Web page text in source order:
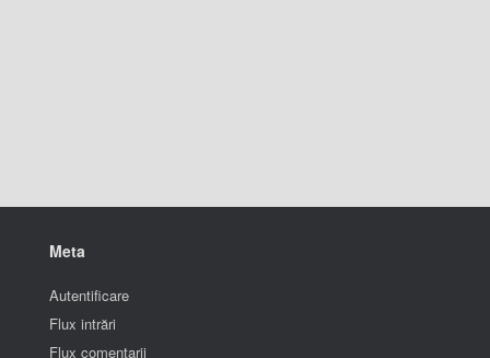
Meta
Autentificare
Flux intrări
Flux comentarii